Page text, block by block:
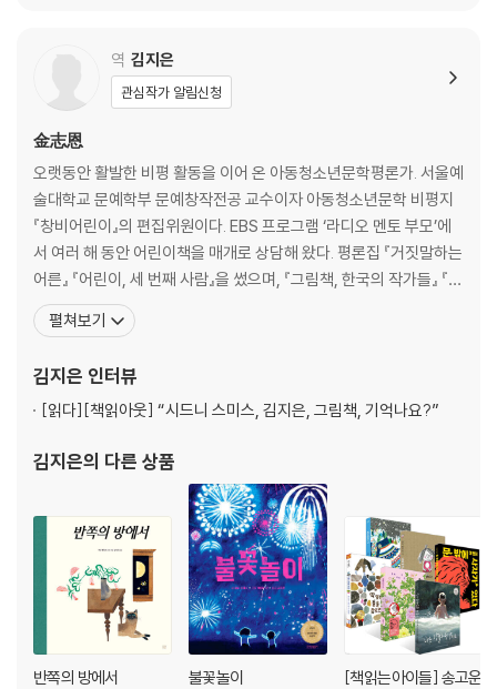
역 김지은
관심작가 알림신청
金志恩
오랫동안 활발한 비평 활동을 이어 온 아동청소년문학평론가. 서울예
술대학교 문예학부 문예창작전공 교수이자 아동청소년문학 비평지
『창비어린이』의 편집위원이다. EBS 프로그램 ‘라디오 멘토 부모’에
서 여러 해 동안 어린이책을 매개로 상담해 왔다. 평론집 『거짓말하는
어른』 『어린이, 세 번째 사람』을 썼으며, 『그림책, 한국의 작가들』 『이
토록 어여쁜 그림책』 『이토록 다정한 그림책』 등을 같이 썼다. 그래픽
노블 『왕자와 드레스메이커』 『너와 나의 빨강』, 그림책 『쿵쿵이와
사랑 사랑』 『도시에 물이 차올라요』
펼쳐보기
김지은 인터뷰
[읽다] [책읽아웃] “시드니 스미스, 김지은, 그림책, 기억나요?”
김지은의 다른 상품
반쪽의 방에서 불꽃놀이
[책읽는아이들] 송고운